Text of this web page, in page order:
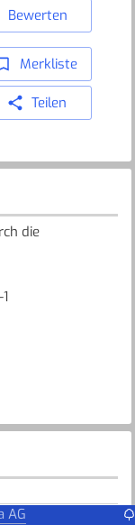
Bewerten
Merkliste
Teilen
die
AG